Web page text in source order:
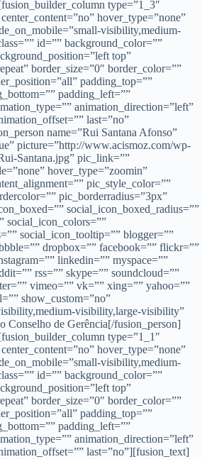
type=”1_3″
hover_type=”none”
visibility,medium-
id=”” background_color=””
top”
border_size=”0″ border_color=””
padding_top=””
padding_left=””
animation_direction=”left”
last=”no”
name=”Rui Santana Afonso”
picture=”http://www.acismoz.com/wp-
Santana.jpg” pic_link=””
hover_type=”zoomin”
pic_style_color=””
pic_borderradius=”3px”
social_icon_boxed_radius=””
social_icon_colors=””
social_icon_tooltip=”” blogger=””
dropbox=”” facebook=”” flickr=””
linkedin=”” myspace=””
rss=”” skype=”” soundcloud=””
vimeo=”” vk=”” xing=”” yahoo=””
show_custom=”no”
visibility,large-visibility”
Conselho de Gerência[/fusion_person]
type=”1_1″
hover_type=”none”
visibility,medium-
id=”” background_color=””
top”
border_size=”0″ border_color=””
padding_top=””
padding_left=””
animation_direction=”left”
last=”no”][fusion_text]